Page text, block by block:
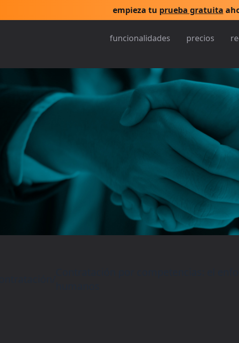
empieza tu prueba gratuita
funcionalidades precios